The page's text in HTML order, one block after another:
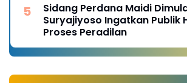
Sidang Perdana Maidi
Suryajiyoso Ingatkan Publik
Proses Peradilan